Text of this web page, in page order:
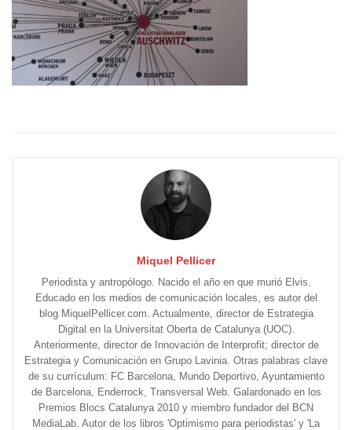
Miquel Pellicer
Periodista y antropólogo. Nacido el año en que murió Elvis.
Educado en los medios de comunicación locales, es autor del
blog MiquelPellicer.com. Actualmente, director de Estrategia
Digital en la Universitat Oberta de Catalunya (UOC).
Anteriormente, director de Innovación de Interprofit; director de
Estrategia y Comunicación en Grupo Lavinia. Otras palabras clave
de su currículum: FC Barcelona, Mundo Deportivo, Ayuntamiento
de Barcelona, Enderrock, Transversal Web. Galardonado en los
Premios Blocs Catalunya 2010 y miembro fundador del BCN
MediaLab. Autor de los libros 'Optimismo para periodistas' y 'La